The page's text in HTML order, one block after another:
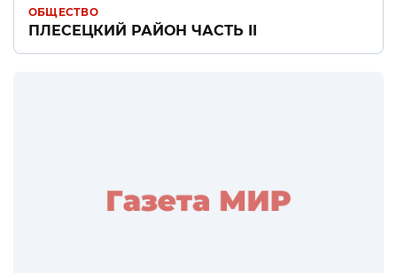
ОБЩЕСТВО
ПЛЕСЕЦКИЙ РАЙОН ЧАСТЬ II